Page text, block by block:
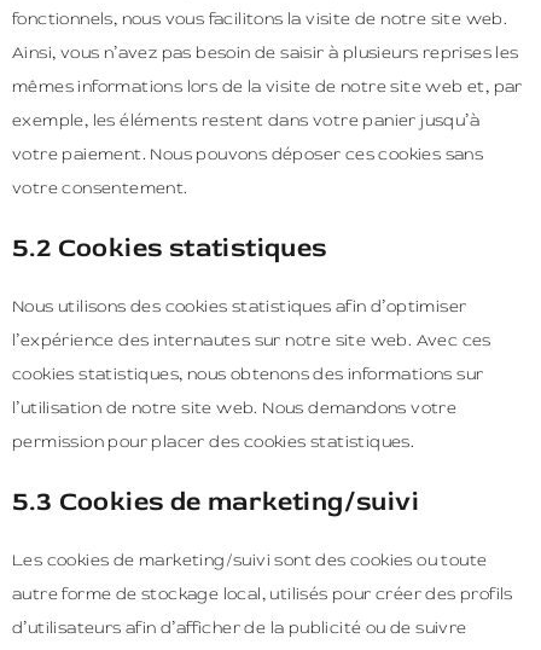
fonctionnels, nous vous facilitons la visite de notre site web.
Ainsi, vous n’avez pas besoin de saisir à plusieurs reprises les
mêmes informations lors de la visite de notre site web et, par
exemple, les éléments restent dans votre panier jusqu’à
votre paiement. Nous pouvons déposer ces cookies sans
votre consentement.
5.2 Cookies statistiques
Nous utilisons des cookies statistiques afin d’optimiser
l’expérience des internautes sur notre site web. Avec ces
cookies statistiques, nous obtenons des informations sur
l’utilisation de notre site web. Nous demandons votre
permission pour placer des cookies statistiques.
5.3 Cookies de marketing/suivi
Les cookies de marketing/suivi sont des cookies ou toute
autre forme de stockage local, utilisés pour créer des profils
d’utilisateurs afin d’afficher de la publicité ou de suivre